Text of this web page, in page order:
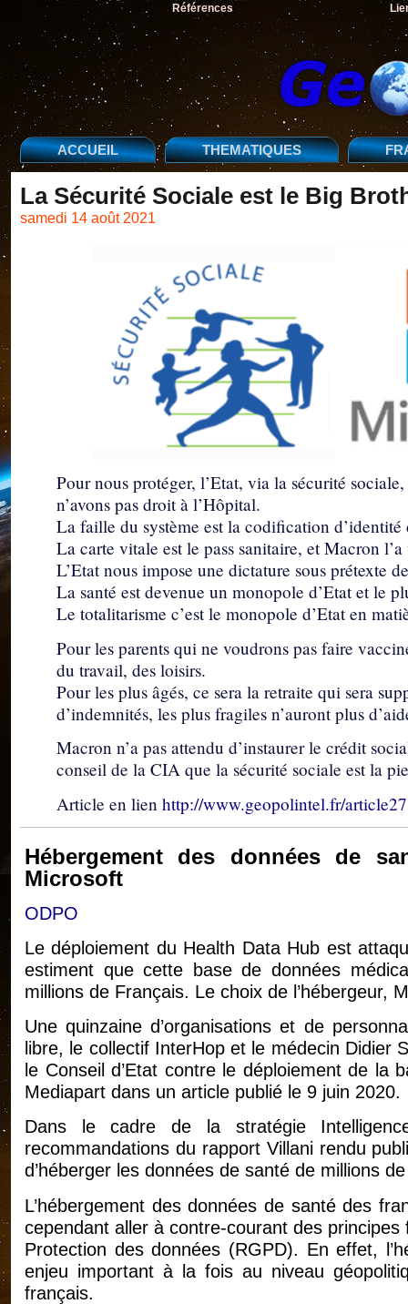
Références
ACCUEIL THEMATIQUES
La Sécurité Sociale est le Big
samedi 14 août 2021
Pour nous protéger, l’Etat, via la sécurité
n’avons pas droit à l’Hôpital.
La faille du système est la codification
La carte vitale est le pass sanitaire, et Macron
L’Etat nous impose une dictature sous prétexte
La santé est devenue un monopole d’Etat et le
Le totalitarisme c’est le monopole d’Etat en
Pour les parents qui ne voudrons pas faire
du travail, des loisirs.
Pour les plus âgés, ce sera la retraite qui sera
d’indemnités, les plus fragiles n’auront plus
Macron n’a pas attendu d’instaurer le crédit
conseil de la CIA que la sécurité sociale est la
Article en lien http://www.geopolintel.fr/
Hébergement des données de
Microsoft
ODPO
Le déploiement du Health Data Hub est
estiment que cette base de données
millions de Français. Le choix de l’hébergeur,
Une quinzaine d’organisations et de
libre, le collectif InterHop et le médecin Didier
le Conseil d’Etat contre le déploiement de la
Mediapart dans un article publié le 9 juin 2020.
Dans le cadre de la stratégie
recommandations du rapport Villani rendu
d’héberger les données de santé de millions
L’hébergement des données de santé des
cependant aller à contre-courant des
Protection des données (RGPD). En effet,
enjeu important à la fois au niveau
français.